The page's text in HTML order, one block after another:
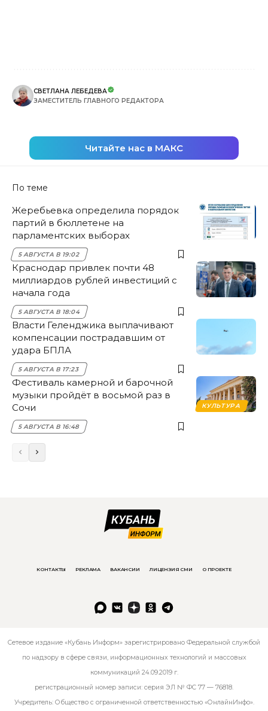
СВЕТЛАНА ЛЕБЕДЕВА
ЗАМЕСТИТЕЛЬ ГЛАВНОГО РЕДАКТОРА
Читайте нас в МАКС
По теме
Жеребьевка определила порядок
партий в бюллетене на
парламентских выборах
5 АВГУСТА В 19:02
Краснодар привлек почти 48
миллиардов рублей инвестиций с
начала года
5 АВГУСТА В 18:04
Власти Геленджика выплачивают
компенсации пострадавшим от
удара БПЛА
5 АВГУСТА В 17:23
КУЛЬТУРА
Фестиваль камерной и барочной
музыки пройдёт в восьмой раз в
Сочи
5 АВГУСТА В 16:48
КОНТАКТЫ РЕКЛАМА ВАКАНСИИ ЛИЦЕНЗИЯ СМИ О ПРОЕКТЕ
Сетевое издание «Кубань Информ» зарегистрировано Федеральной службой
по надзору в сфере связи, информационных технологий и массовых
коммуникаций 24.09.2019 г.
регистрационный номер записи: серия ЭЛ № ФС 77 — 76818.
Учредитель: Общество с ограниченной ответственностью «ОнлайнИнфо».